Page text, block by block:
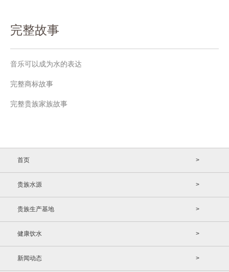
完整故事
音乐可以成为水的表达
完整商标故事
完整贵族家族故事
首页 >
贵族水源 >
贵族生产基地 >
健康饮水 >
新闻动态 >